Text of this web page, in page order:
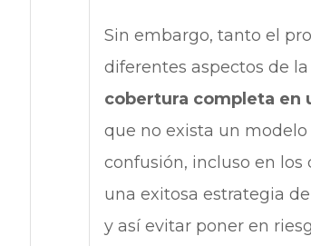
Sin embargo, tanto el
diferentes aspectos de
cobertura completa en
que no exista un
confusión, incluso en los
una exitosa estrategia
y así evitar poner en